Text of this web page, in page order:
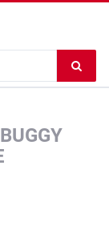
le